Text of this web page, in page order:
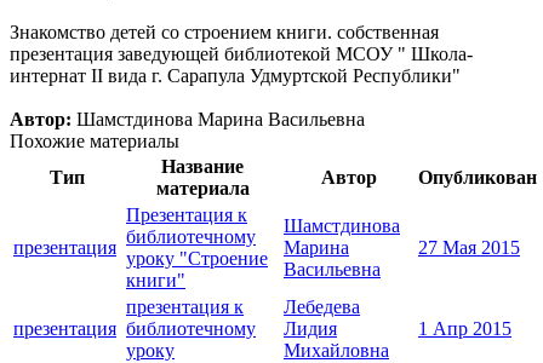
Знакомство детей со строением книги. собственная
презентация заведующей библиотекой МСОУ " Школа-
интернат II вида г. Сарапула Удмуртской Республики"
Автор: Шамстдинова Марина Васильевна
Похожие материалы
Тип
Название
материала
Автор Опубликован
презентация
Презентация к
библиотечному
уроку "Строение
книги"
Шамстдинова
Марина
Васильевна
27 Мая 2015
презентация
презентация к
библиотечному
уроку
Лебедева
Лидия
Михайловна
1 Апр 2015